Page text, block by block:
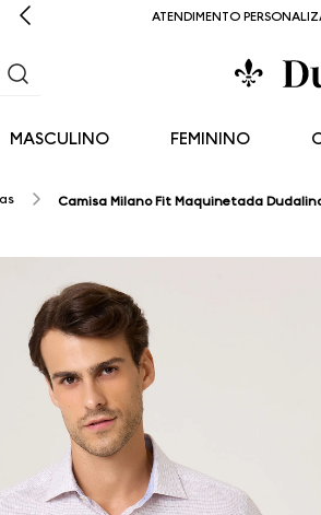
ATENDIMENTO
MASCULINO FEMININO
Camisa Milano Fit Maquinetada